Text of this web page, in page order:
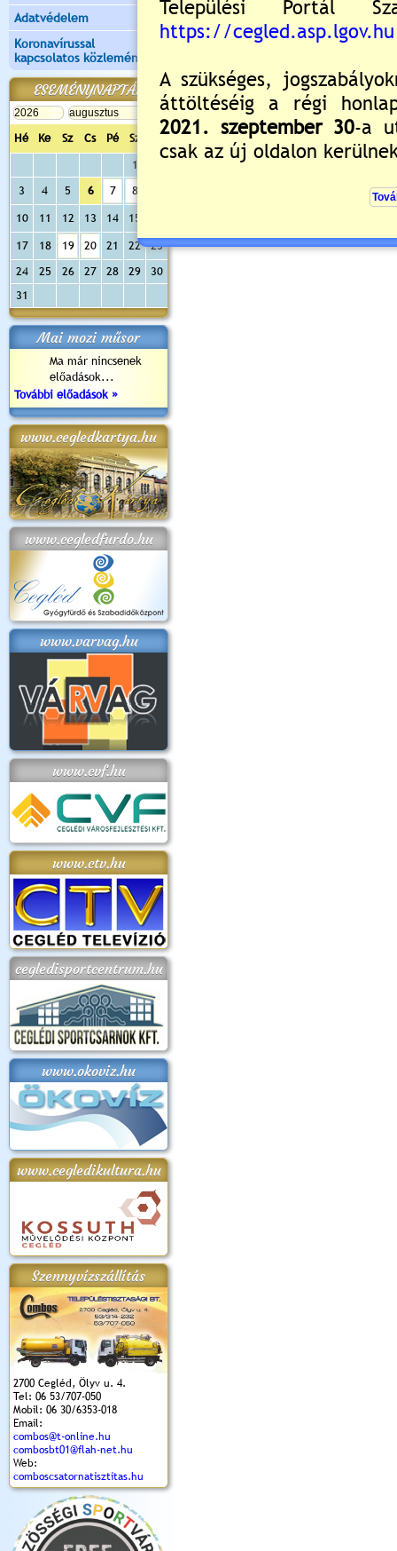
Adatvédelem
Koronavírussal
kapcsolatos közlemények
ESEMÉNYNAPTÁR
Hé Ke Sz Cs Pé Sz
Va
1
3
4 5 6 7 8
10 11 12 13 14 15
17 18 19 20 21 22
23
24
25 26 27 28 29
30
31
Mai mozi műsor
Ma már nincsenek
előadások...
További előadások »
www.cegledkartya.hu
www.cegledfurdo.hu
www.varvag.hu
www.cvf.hu
www.ctv.hu
cegledisportcentrum.hu
www.okoviz.hu
www.cegledikultura.hu
Szennyvízszállítás
2700 Cegléd, Ölyv u. 4.
Tel: 06 53/707-050
Mobil: 06 30/6353-018
Email:
combos@t-online.hu
combosbt01@flah-net.hu
Web:
comboscsatornatisztitas.hu
2018.
Kossuth Toborzó
Ünnepély
Szent István Ünnepe
(2017. 08. 20.)